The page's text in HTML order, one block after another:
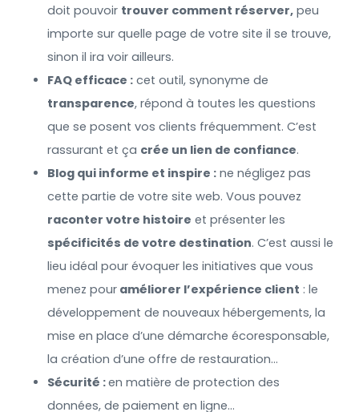
doit pouvoir trouver comment réserver, peu
importe sur quelle page de votre site il se trouve,
sinon il ira voir ailleurs.
FAQ efficace : cet outil, synonyme de
transparence, répond à toutes les questions
que se posent vos clients fréquemment. C’est
rassurant et ça crée un lien de confiance.
Blog qui informe et inspire : ne négligez pas
cette partie de votre site web. Vous pouvez
raconter votre histoire et présenter les
spécificités de votre destination. C’est aussi le
lieu idéal pour évoquer les initiatives que vous
menez pour améliorer l’expérience client : le
développement de nouveaux hébergements, la
mise en place d’une démarche écoresponsable,
la création d’une offre de restauration…
Sécurité :en matière de protection des
données, de paiement en ligne…